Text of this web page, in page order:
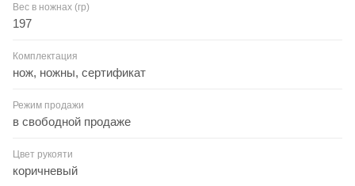
Вес в ножнах (гр)
197
Комплектация
нож, ножны, сертификат
Режим продажи
в свободной продаже
Цвет рукояти
коричневый